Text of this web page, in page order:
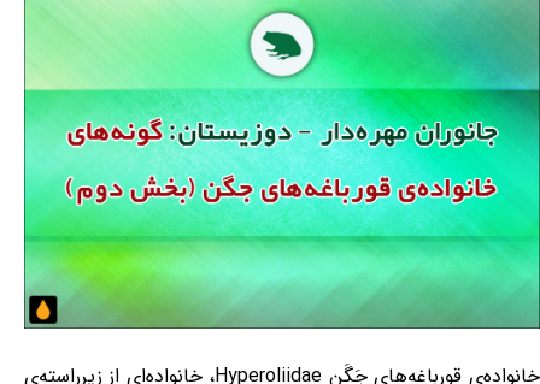
خانواده‌ی قورباغه‌های جَگَن Hyperoliidae، خانواده‌ای از زیرراسته‌ی